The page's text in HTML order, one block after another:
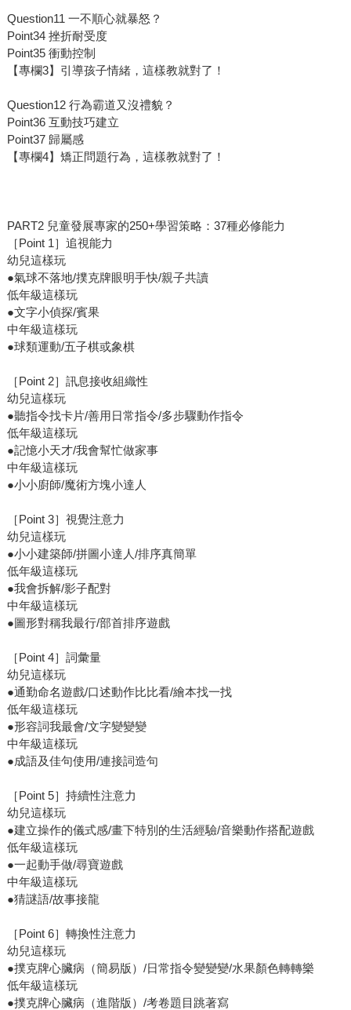
Question11 一不順心就暴怒？
Point34 挫折耐受度
Point35 衝動控制
【專欄3】引導孩子情緒，這樣教就對了！
Question12 行為霸道又沒禮貌？
Point36 互動技巧建立
Point37 歸屬感
【專欄4】矯正問題行為，這樣教就對了！
PART2 兒童發展專家的250+學習策略：37種必修能力
［Point 1］追視能力
幼兒這樣玩
●氣球不落地/撲克牌眼明手快/親子共讀
低年級這樣玩
●文字小偵探/賓果
中年級這樣玩
●球類運動/五子棋或象棋
［Point 2］訊息接收組織性
幼兒這樣玩
●聽指令找卡片/善用日常指令/多步驟動作指令
低年級這樣玩
●記憶小天才/我會幫忙做家事
中年級這樣玩
●小小廚師/魔術方塊小達人
［Point 3］視覺注意力
幼兒這樣玩
●小小建築師/拼圖小達人/排序真簡單
低年級這樣玩
●我會拆解/影子配對
中年級這樣玩
●圖形對稱我最行/部首排序遊戲
［Point 4］詞彙量
幼兒這樣玩
●通勤命名遊戲/口述動作比比看/繪本找一找
低年級這樣玩
●形容詞我最會/文字變變變
中年級這樣玩
●成語及佳句使用/連接詞造句
［Point 5］持續性注意力
幼兒這樣玩
●建立操作的儀式感/畫下特別的生活經驗/音樂動作搭配遊戲
低年級這樣玩
●一起動手做/尋寶遊戲
中年級這樣玩
●猜謎語/故事接龍
［Point 6］轉換性注意力
幼兒這樣玩
●撲克牌心臟病（簡易版）/日常指令變變變/水果顏色轉轉樂
低年級這樣玩
●撲克牌心臟病（進階版）/考卷題目跳著寫